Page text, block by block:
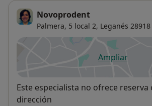
Novoprodent
Palmera, 5 local 2, Leganés 28918
Ampliar
se abre
Disponibilidad
Este especialista no ofrece reserva
dirección